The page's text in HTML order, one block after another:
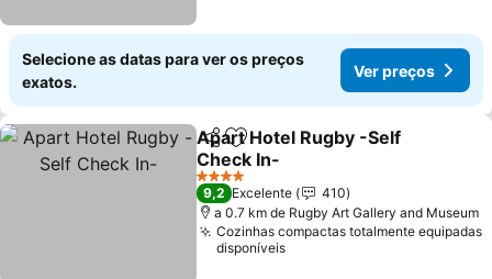
Selecione as datas para ver os preços
exatos.
Ver preços
PartilharAdicionar aos favoritos
Apart Hotel Rugby -Self
Check In-
Ver preços
4 Estrelas
9,2 Excelente
410
a 0.7 km de Rugby Art Gallery and Museum
Cozinhas compactas totalmente equipadas
disponíveis